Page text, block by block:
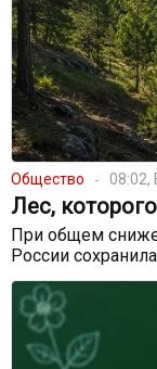
Общество 08:02,
Лес,
При общем
России